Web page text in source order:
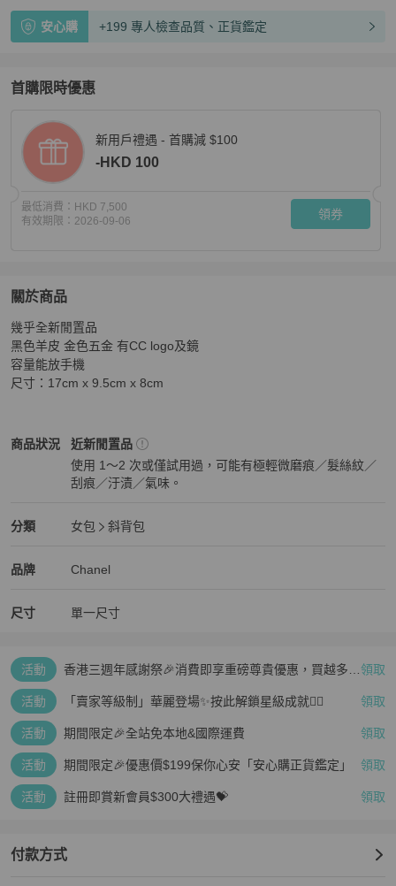
安心購 +199 專人檢查品質、正貨鑑定
首購限時優惠
新用戶禮遇 - 首購減 $100
-HKD 100
最低消費： HKD 7,500
有效期限： 2026-09-06 領券
關於商品
關於Chanel 黑色羊皮長盒子化妝盒
幾乎全新閒置品
黑色羊皮 金色五金 有CC logo及鏡
容量能放手機
尺寸：17cm x 9.5cm x 8cm
商品狀況
Chanel女包商品狀態與細節
近新閒置品
使用 1～2 次或僅試用過，可能有極輕微磨痕／髮絲紋／
刮痕／汙漬／氣味。
分類
Chanel 女包分類資訊
女包
斜背包
品牌
Chanel 精品女包品牌介紹
Chanel
Chanel 推薦清單
尺寸 單一尺寸
活動
香港三週年感謝祭🎉消費即享重磅尊貴優惠，買越多、 領取
活動 「賣家等級制」華麗登場✨按此解鎖星級成就👆🏻 領取
活動 期間限定🎉全站免本地&國際運費 領取
活動 期間限定🎉優惠價$199保你心安「安心購正貨鑑定」 領取
活動 註冊即賞新會員$300大禮遇💝 領取
付款方式